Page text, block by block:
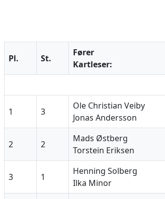
Pl. St.
Fører
Kartleser:
1 3
Ole Christian Veiby
Jonas Andersson
2 2
Mads Østberg
Torstein Eriksen
3 1
Henning Solberg
Ilka Minor